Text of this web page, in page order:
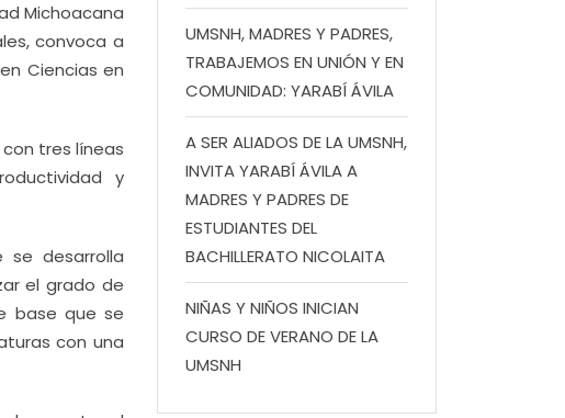
Michoacana
convoca a
Ciencias en
tres líneas
y
se desarrolla
el grado de
base que se
con una
UMSNH, MADRES Y PADRES,
TRABAJEMOS EN UNIÓN Y EN
COMUNIDAD: YARABÍ ÁVILA
A SER ALIADOS DE LA UMSNH,
INVITA YARABÍ ÁVILA A
MADRES Y PADRES DE
ESTUDIANTES DEL
BACHILLERATO NICOLAITA
NIÑAS Y NIÑOS INICIAN
CURSO DE VERANO DE LA
UMSNH